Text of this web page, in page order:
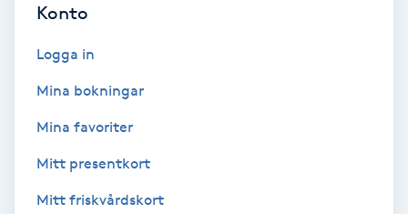
Blowout
Bottenfärg
Brynfärgning
Konto
Logga in
Mina bokningar
Mina favoriter
Mitt presentkort
Mitt friskvårdskort